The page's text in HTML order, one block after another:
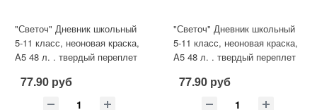
"Светоч" Дневник школьный
5-11 класс, неоновая краска,
A5 48 л. . твердый переплет
77.90 руб
"Светоч" Дневник школьный
5-11 класс, неоновая краска,
A5 48 л. . твердый переплет
77.90 руб